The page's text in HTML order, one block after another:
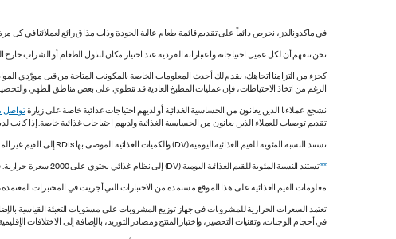
في ماكدونالدز، نحرص دائماً على تقديم قائمة طعام عالية الجودة وذات مذاق رائع لعملائنا في كل
نحن نتفهم أن لكل عميل احتياجاته واعتباراته الفردية عند اختيار مكان لتناول الطعام أو الشراب
كجزء من التزامنا اتجاهك، نقدم لك أحدث المعلومات الخاصة بالمكونات المتاحة من قبل مورّدي
الرغم من اتخاذ الاحتياطات، فإن عمليات المطبخ العادية قد تنطوي على بعض مناطق الطهي
نشجع عملاءنا الذين يعانون من الحساسية الغذائية أو لديهم احتياجات غذائية خاصة على زيارةتواصل
تقديم توصيات للعملاء الذين يعانون من الحساسية الغذائية ولديهم احتياجات غذائية خاصة. إذا
تستند النسبة المئوية للقيم الغذائية اليومية (DV) والكميات الغذائية الموصى بها RDIs إلى القيم غير المقيدة.
**تستند النسبة المئوية للقيم الغذائية اليومية (DV) إلى نظام غذائي يحتوي على 2000 سعرة حرارية. قد تكون قيمك اليومية أعلى أو أقل اعتماداً على احتياجاتك من السعرات الحرارية.
معلومات القيم الغذائية على هذا الموقع مستمدة من الاختبارات التي أجريت في المختبرات
تعتمد السعرات الحرارية للمشروبات في جهاز توزيع المشروبات على مستويات التعبئة القياسية
في أحجام الوجبات، وتقنيات التحضير، واختبار المنتج ومصادر التوريد، بالإضافة إلى الاختلافات